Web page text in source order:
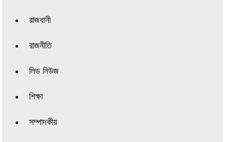
রাজধানী
রাজনীতি
লিড নিউজ
শিক্ষা
সম্পাদকীয়